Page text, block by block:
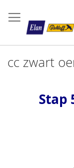
cc zwart
Stap